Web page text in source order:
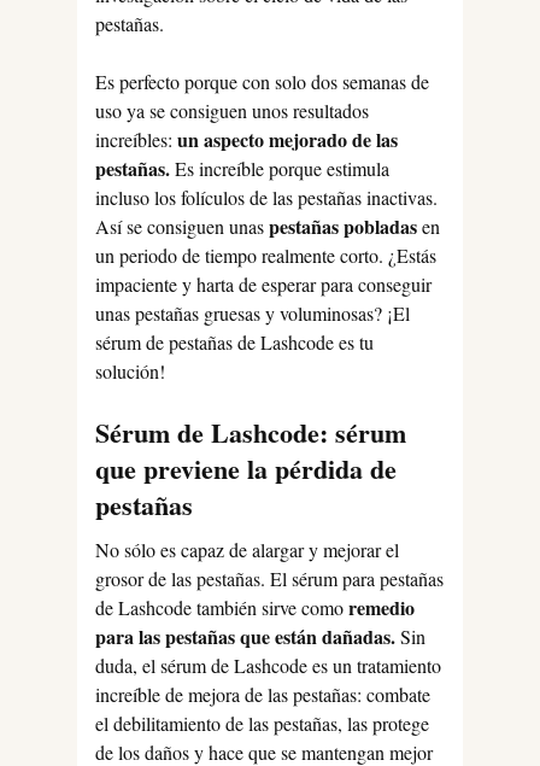
pestañas.
Es perfecto porque con solo dos semanas de
uso ya se consiguen unos resultados
increíbles: un aspecto mejorado de las
pestañas.Es increíble porque estimula
incluso los folículos de las pestañas inactivas.
Así se consiguen unaspestañas pobladasen
un periodo de tiempo realmente corto. ¿Estás
impaciente y harta de esperar para conseguir
unas pestañas gruesas y voluminosas? ¡El
sérum de pestañas de Lashcode es tu
solución!
Sérum de Lashcode: sérum
que previene la pérdida de
pestañas
No sólo es capaz de alargar y mejorar el
grosor de las pestañas. El sérum para pestañas
de Lashcode también sirve comoremedio
para las pestañas que están dañadas.Sin
duda, el sérum de Lashcode es un tratamiento
increíble de mejora de las pestañas: combate
el debilitamiento de las pestañas, las protege
de los daños y hace que se mantengan mejor